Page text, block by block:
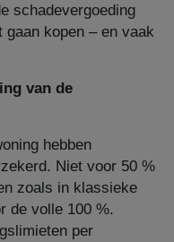
schadevergoeding
gaan kopen – en vaak
van de
hebben
Niet voor 50 %
zoals in klassieke
de volle 100 %.
per